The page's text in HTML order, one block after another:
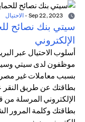
- الاحتيال
سيتي بنك نصائح
الإلكتروني
أسلوب الاحتيال عبر
موظفون لدى سيتي
بسبب معاملات غير
بطاقتك عن طريق النقر
الإلكتروني المرسلة
بطاقتك وكلمة المرور